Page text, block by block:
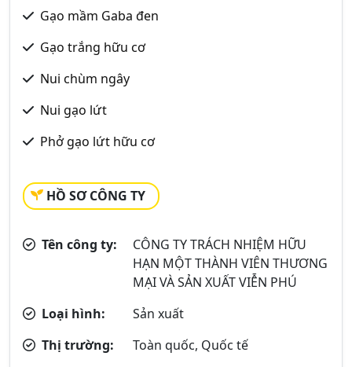
Gạo mầm Gaba đen
Gạo trắng hữu cơ
Nui chùm ngây
Nui gạo lứt
Phở gạo lứt hữu cơ
HỒ SƠ CÔNG TY
Tên công ty:
CÔNG TY TRÁCH NHIỆM HỮU
HẠN MỘT THÀNH VIÊN THƯƠNG
MẠI VÀ SẢN XUẤT VIỄN PHÚ
Loại hình:
Sản xuất
Thị trường:
Toàn quốc, Quốc tế